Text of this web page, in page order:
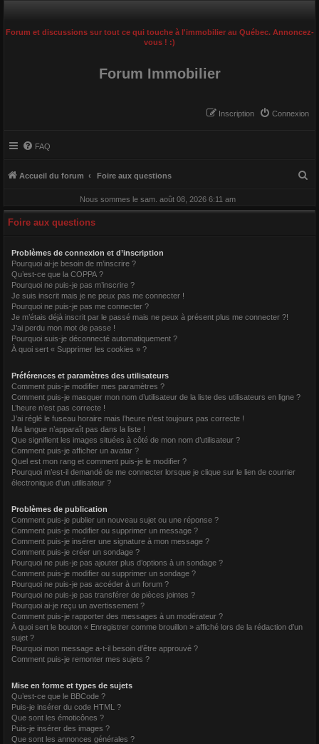
Forum et discussions sur tout ce qui touche à l'immobilier au Québec. Annoncez-
vous ! :)
Forum Immobilier
Connexion
Inscription
FAQ
Accueil du forum Foire aux questions
c
Nous sommes le sam. août 08, 2026 6:11 am
Foire aux questions
Problèmes de connexion et d’inscription
Pourquoi ai-je besoin de m’inscrire ?
Qu’est-ce que la COPPA ?
Pourquoi ne puis-je pas m’inscrire ?
Je suis inscrit mais je ne peux pas me connecter !
Pourquoi ne puis-je pas me connecter ?
Je m’étais déjà inscrit par le passé mais ne peux à présent plus me connecter ?!
J’ai perdu mon mot de passe !
Pourquoi suis-je déconnecté automatiquement ?
À quoi sert « Supprimer les cookies » ?
Préférences et paramètres des utilisateurs
Comment puis-je modifier mes paramètres ?
Comment puis-je masquer mon nom d’utilisateur de la liste des utilisateurs en ligne ?
L’heure n’est pas correcte !
J’ai réglé le fuseau horaire mais l’heure n’est toujours pas correcte !
Ma langue n’apparaît pas dans la liste !
Que signifient les images situées à côté de mon nom d’utilisateur ?
Comment puis-je afficher un avatar ?
Quel est mon rang et comment puis-je le modifier ?
Pourquoi m’est-il demandé de me connecter lorsque je clique sur le lien de courrier
électronique d’un utilisateur ?
Problèmes de publication
Comment puis-je publier un nouveau sujet ou une réponse ?
Comment puis-je modifier ou supprimer un message ?
Comment puis-je insérer une signature à mon message ?
Comment puis-je créer un sondage ?
Pourquoi ne puis-je pas ajouter plus d’options à un sondage ?
Comment puis-je modifier ou supprimer un sondage ?
Pourquoi ne puis-je pas accéder à un forum ?
Pourquoi ne puis-je pas transférer de pièces jointes ?
Pourquoi ai-je reçu un avertissement ?
Comment puis-je rapporter des messages à un modérateur ?
À quoi sert le bouton « Enregistrer comme brouillon » affiché lors de la rédaction d’un
sujet ?
Pourquoi mon message a-t-il besoin d’être approuvé ?
Comment puis-je remonter mes sujets ?
Mise en forme et types de sujets
Qu’est-ce que le BBCode ?
Puis-je insérer du code HTML ?
Que sont les émoticônes ?
Puis-je insérer des images ?
Que sont les annonces générales ?